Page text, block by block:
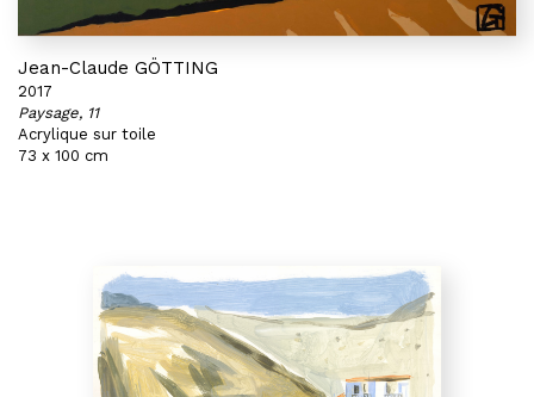
Jean-Claude GÖTTING
2017
Paysage, 11
Acrylique sur toile
73 x 100 cm